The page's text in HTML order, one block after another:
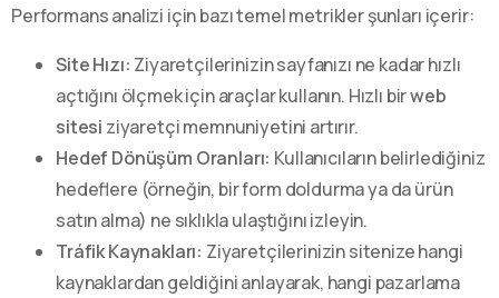
Performans analizi için bazı temel metrikler şunları içerir:
Site Hızı: Ziyaretçilerinizin sayfanızı ne kadar hızlı
açtığını ölçmek için araçlar kullanın. Hızlı birweb
sitesi ziyaretçi memnuniyetini artırır.
Hedef Dönüşüm Oranları: Kullanıcıların belirlediğiniz
hedeflere (örneğin, bir form doldurma ya da ürün
satın alma) ne sıklıkla ulaştığını izleyin.
Tráfik Kaynakları: Ziyaretçilerinizin sitenize hangi
kaynaklardan geldiğini anlayarak, hangi pazarlama